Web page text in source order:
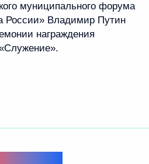
муниципального форума
России» Владимир Путин
награждения